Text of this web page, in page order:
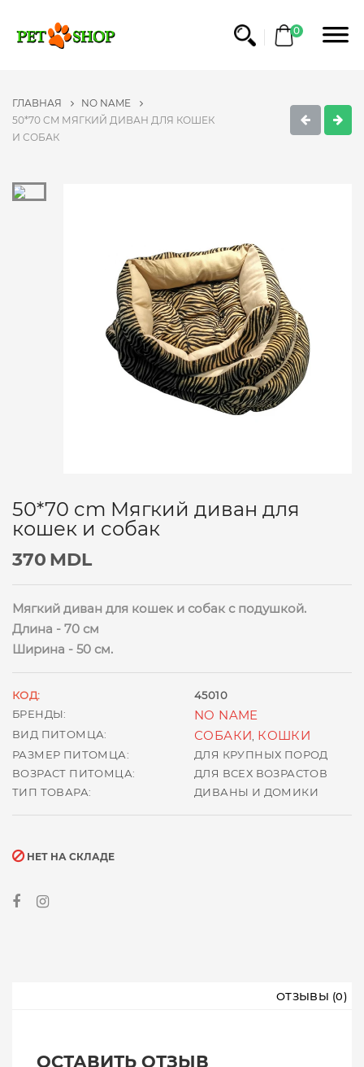
0
ГЛАВНАЯ
NO NAME
50*70 CM МЯГКИЙ ДИВАН ДЛЯ КОШЕК
И СОБАК
50*70 cm Мягкий диван для
кошек и собак
370 MDL
Мягкий диван для кошек и собак с подушкой.
Длина - 70 см
Ширина - 50 см.
КОД:
45010
БРЕНДЫ:
NO NAME
ВИД ПИТОМЦА: СОБАКИ КОШКИ
РАЗМЕР ПИТОМЦА:
ДЛЯ КРУПНЫХ ПОРОД
ВОЗРАСТ ПИТОМЦА:
ДЛЯ ВСЕХ ВОЗРАСТОВ
ТИП ТОВАРА:
ДИВАНЫ И ДОМИКИ
НЕТ НА СКЛАДЕ
ОТЗЫВЫ (0)
ОСТАВИТЬ ОТЗЫВ